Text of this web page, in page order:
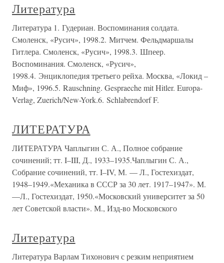
Литература
Литература 1. Гудериан. Воспоминания солдата.
Смоленск, «Русич», 1998.2. Митчем. Фельдмаршалы
Гитлера. Смоленск, «Русич», 1998.3. Шпеер.
Воспоминания. Смоленск, «Русич»,
1998.4. Энциклопедия третьего рейха. Москва, «Локид –
Миф», 1996.5. Rauschning. Gespraeche mit Hitler. Europa-
Verlag, Zuerich/New-York.6. Schlabrendorf F.
ЛИТЕРАТУРА
ЛИТЕРАТУРА Чаплыгин С. А., Полное собрание
сочинений; тт. I–III, Д., 1933–1935.Чаплыгин С. А.,
Собрание сочинений, тт. I–IV, М. — Л., Гостехиздат,
1948–1949.«Механика в СССР за 30 лет. 1917–1947». М.
—Л., Гостехиздат, 1950.«Московский университет за 50
лет Советской власти». М., Изд-во Московского
Литература
Литература Варлам Тихонович с резким неприятием